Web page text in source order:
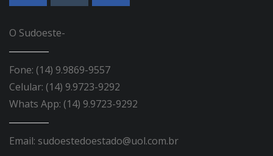
O Sudoeste-
Fone: (14) 9.9869-9557
Celular: (14) 9.9723-9292
Whats App: (14) 9.9723-9292
Email: sudoestedoestado@uol.com.br